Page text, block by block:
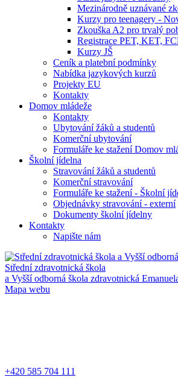
Mezinárodně uznávané
Kurzy pro teenagery -
Zkouška A2 pro trvalý
Registrace PET, KET,
Kurzy JŠ
Ceník a platební podmínky
Nabídka jazykových kurzů
Projekty EU
Kontakty
Domov mládeže
Kontakty
Ubytování žáků a studentů
Komerční ubytování
Formuláře ke stažení Domov
Školní jídelna
Stravování žáků a studentů
Komerční stravování
Formuláře ke stažení - Školní
Objednávky stravování - externí
Dokumenty školní jídelny
Kontakty
Napište nám
Střední zdravotnická škola
a Vyšší odborná škola zdravotnická
Mapa webu
+420 585 704 111